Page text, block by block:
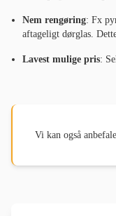
Nem rengøring: Fx
aftageligt dørglas.
Lavest mulige pris:
Vi kan også